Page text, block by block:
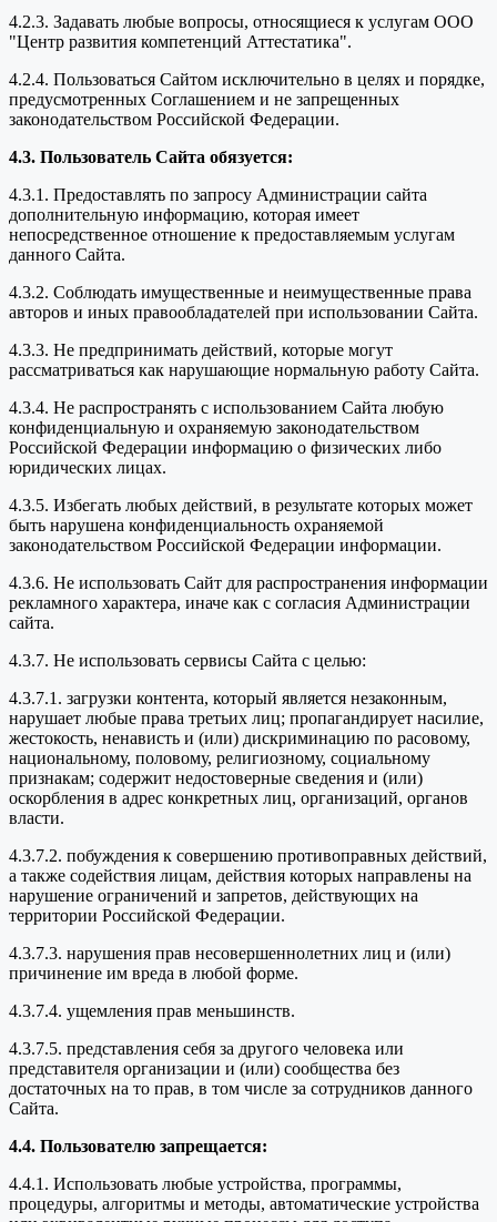
4.2.3. Задавать любые вопросы, относящиеся к услугам ООО
"Центр развития компетенций Аттестатика".
4.2.4. Пользоваться Сайтом исключительно в целях и порядке,
предусмотренных Соглашением и не запрещенных
законодательством Российской Федерации.
4.3. Пользователь Сайта обязуется:
4.3.1. Предоставлять по запросу Администрации сайта
дополнительную информацию, которая имеет
непосредственное отношение к предоставляемым услугам
данного Сайта.
4.3.2. Соблюдать имущественные и неимущественные права
авторов и иных правообладателей при использовании Сайта.
4.3.3. Не предпринимать действий, которые могут
рассматриваться как нарушающие нормальную работу Сайта.
4.3.4. Не распространять с использованием Сайта любую
конфиденциальную и охраняемую законодательством
Российской Федерации информацию о физических либо
юридических лицах.
4.3.5. Избегать любых действий, в результате которых может
быть нарушена конфиденциальность охраняемой
законодательством Российской Федерации информации.
4.3.6. Не использовать Сайт для распространения информации
рекламного характера, иначе как с согласия Администрации
сайта.
4.3.7. Не использовать сервисы Сайта с целью:
4.3.7.1. загрузки контента, который является незаконным,
нарушает любые права третьих лиц; пропагандирует насилие,
жестокость, ненависть и (или) дискриминацию по расовому,
национальному, половому, религиозному, социальному
признакам; содержит недостоверные сведения и (или)
оскорбления в адрес конкретных лиц, организаций, органов
власти.
4.3.7.2. побуждения к совершению противоправных действий,
а также содействия лицам, действия которых направлены на
нарушение ограничений и запретов, действующих на
территории Российской Федерации.
4.3.7.3. нарушения прав несовершеннолетних лиц и (или)
причинение им вреда в любой форме.
4.3.7.4. ущемления прав меньшинств.
4.3.7.5. представления себя за другого человека или
представителя организации и (или) сообщества без
достаточных на то прав, в том числе за сотрудников данного
Сайта.
4.4. Пользователю запрещается:
4.4.1. Использовать любые устройства, программы,
процедуры, алгоритмы и методы, автоматические устройства